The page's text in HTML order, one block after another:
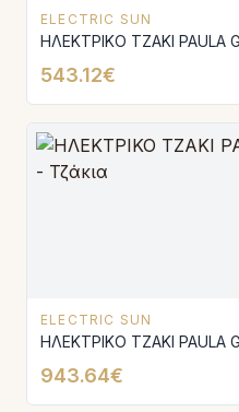
ELECTRIC SUN
ΗΛΕΚΤΡΙΚΟ ΤΖΑΚΙ PAULA
543.12€
ELECTRIC SUN
ΗΛΕΚΤΡΙΚΟ ΤΖΑΚΙ PAULA
943.64€